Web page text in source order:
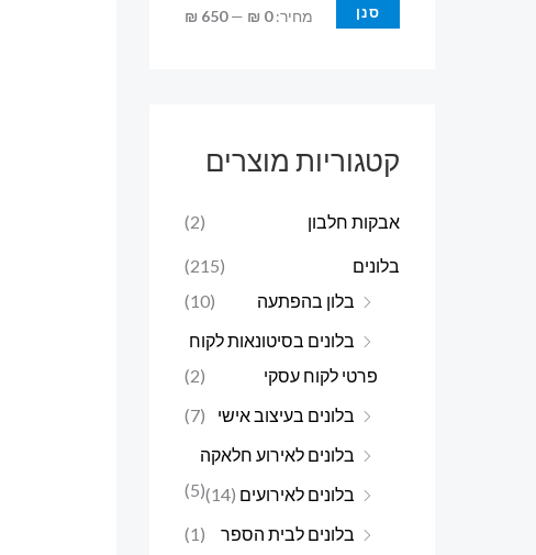
י
מ
י
י
מ
י
סנן מחיר:0 ₪
—
650 ₪
קטגוריות מוצרים
אבקות חלבון (2)
בלונים
(215)
בלון בהפתעה
(10)
בלונים בסיטונאות לקוח
פרטי לקוח עסקי
(2)
בלונים בעיצוב אישי
(7)
בלונים לאירוע חלאקה
(5)
בלונים לאירועים (14)
בלונים לבית הספר
(1)